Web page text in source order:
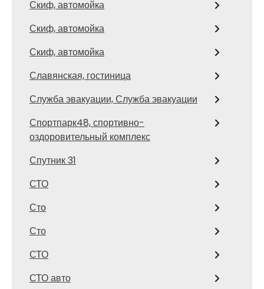
Скиф, автомойка
Скиф, автомойка
Скиф, автомойка
Славянская, гостиница
Служба эвакуации, Служба эвакуации
Спортпарк48, спортивно-
оздоровительный комплекс
Спутник 31
СТО
Сто
Сто
СТО
СТО авто